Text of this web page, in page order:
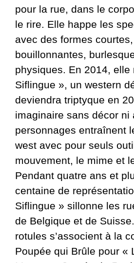
pour la rue, dans le
le rire. Elle happe les
avec des formes courtes,
bouillonnantes,
physiques. En 2014, elle
Siflingue », un western
deviendra triptyque en
imaginaire sans décor ni
personnages entraînent
west avec pour seuls
mouvement, le mime et
Pendant quatre ans et
centaine de
Siflingue » sillonne les
de Belgique et de
rotules s’associent à la
Poupée qui Brûle pour «